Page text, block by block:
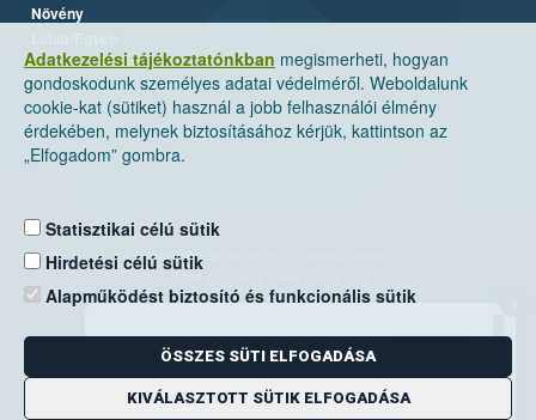
Adatkezelési tájékoztatónkban megismerheti, hogyan
gondoskodunk személyes adatai védelméről. Weboldalunk
cookie-kat (sütiket) használ a jobb felhasználói élmény
érdekében, melynek biztosításához kérjük, kattintson az
„Elfogadom” gombra.
Statisztikai célú sütik
Hirdetési célú sütik
Alapműködést biztosító és funkcionális sütik
ÖSSZES SÜTI ELFOGADÁSA
KIVÁLASZTOTT SÜTIK ELFOGADÁSA
Növény
Nemzeti Élelmiszerlánc-biztonsági Hivatal
Levelezési cím: 1525 Budapest. Pf. 30.
E-mail:ugyfelszolgalat@nebih.gov.hu
Zöld szám: 06-80/263-244
Telefon: 06-1/ 336-9000